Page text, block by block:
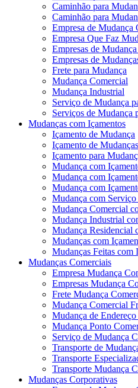
Caminhão para
Caminhão para
Empresa de Mudança
Empresa Que Faz
Empresas de
Empresas de
Frete para Mudança
Mudança Comercial
Mudança Industrial
Serviço de Mudança
Serviços de Mudança
Mudanças com Içamentos
Içamento de Mudança
Içamento de Mudanças
Içamento para
Mudança com
Mudança com
Mudança com
Mudança com
Mudança Comercial
Mudança Industrial
Mudança Residencial
Mudanças com
Mudanças Feitas com
Mudanças Comerciais
Empresa Mudança
Empresas Mudança
Frete Mudança
Mudança Comercial
Mudança de
Mudança Ponto
Serviço de Mudança
Transporte de
Transporte
Transporte Mudança
Mudanças Corporativas